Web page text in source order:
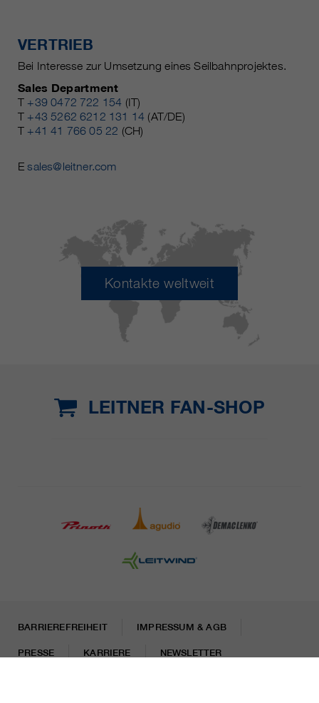
VERTRIEB
Bei Interesse zur Umsetzung eines Seilbahnprojektes.
Sales Department
T +39 0472 722 154 (IT)
T +43 5262 6212 131 14 (AT/DE)
T +41 41 766 05 22 (CH)
Esales@leitner.com
Kontakte weltweit
LEITNER FAN-SHOP
BARRIEREFREIHEIT IMPRESSUM & AGB
PRESSE KARRIERE NEWSLETTER